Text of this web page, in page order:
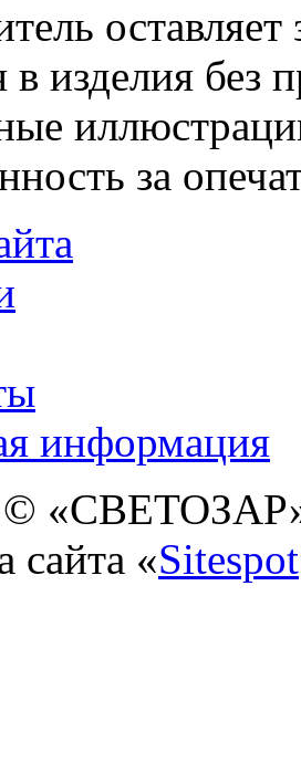
изделия без
за
информация
сайта «Sitespot